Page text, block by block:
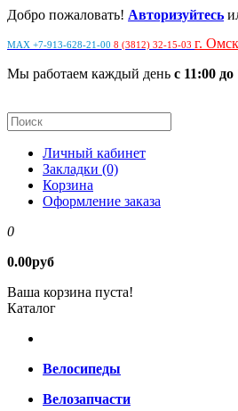
Добро пожаловать! Авторизуйтесь
MAX +7-913-628-21-00 8 (3812) 32-15-03 г.
Мы работаем каждый день с 11:00 до
Личный кабинет
Закладки (0)
Корзина
Оформление заказа
0
0.00руб
Ваша корзина пуста!
Каталог
Велосипеды
Велозапчасти